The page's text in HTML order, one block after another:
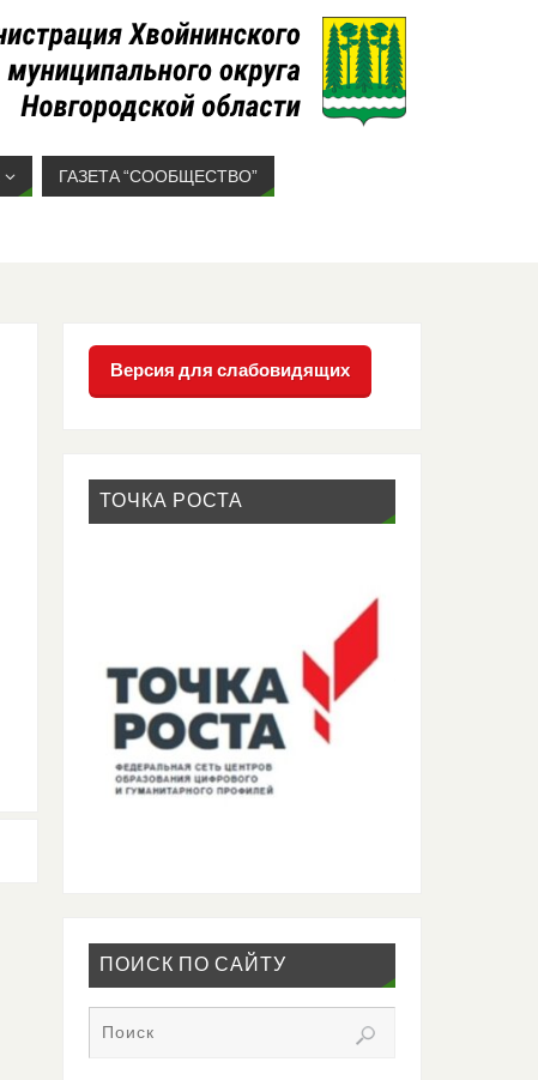
ГАЗЕТА “СООБЩЕСТВО”
Версия для слабовидящих
ТОЧКА РОСТА
ПОИСК ПО САЙТУ